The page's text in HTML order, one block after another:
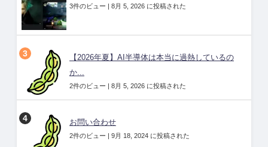
3件のビュー | 8月 5, 2026 に投稿された
【2026年夏】AI半導体は本当に過熱しているの
か...
2件のビュー | 8月 5, 2026 に投稿された
お問い合わせ
2件のビュー | 9月 18, 2024 に投稿された